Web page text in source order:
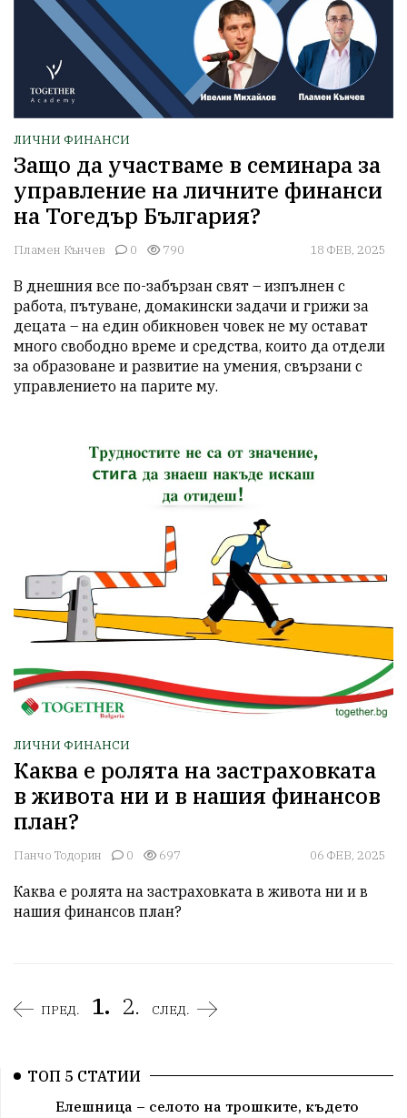
ЛИЧНИ ФИНАНСИ
Защо да участваме в семинара за
управление на личните финанси
на Тогедър България?
Пламен Кънчев 0 790 18 ФЕВ, 2025
В днешния все по-забързан свят – изпълнен с
работа, пътуване, домакински задачи и грижи за
децата – на един обикновен човек не му остават
много свободно време и средства, които да отдели
за образоване и развитие на умения, свързани с
ЛИЧНИ ФИНАНСИ
Каква е ролята на застраховката
в живота ни и в нашия финансов
план?
Панчо Тодорин 0 697 06 ФЕВ, 2025
Каква е ролята на застраховката в живота ни и в
нашия финансов план?
ПРЕД. 1. 2. СЛЕД.
ТОП 5 СТАТИИ
Елешница – селото на трошките, където